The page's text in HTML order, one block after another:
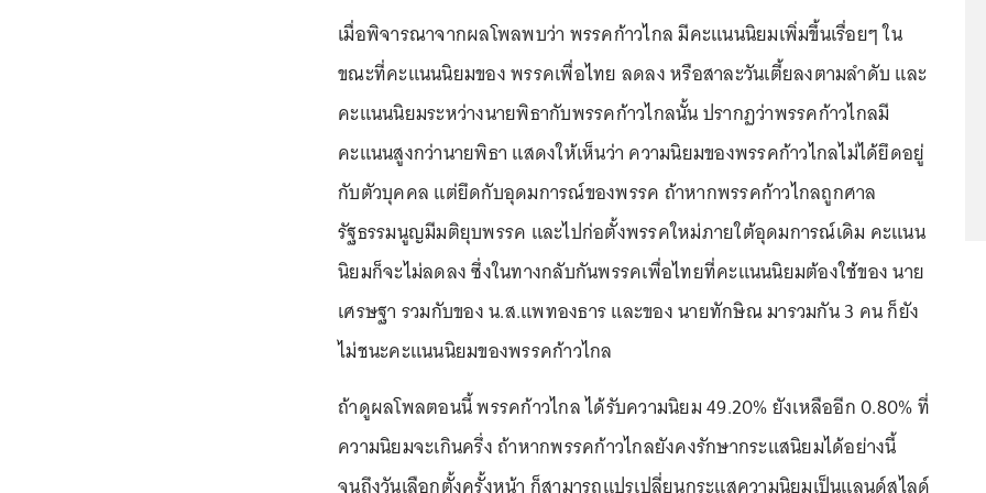
เมื่อพิจารณาจากผลโพลพบว่า พรรคก้าวไกล มีคะแนนนิยมเพิ่มขึ้นเรื่อยๆ ใน
ขณะที่คะแนนนิยมของ พรรคเพื่อไทย ลดลง หรือสาละวันเตี้ยลงตามลำดับ และ
คะแนนนิยมระหว่างนายพิธากับพรรคก้าวไกลนั้น ปรากฏว่าพรรคก้าวไกลมี
คะแนนสูงกว่านายพิธา แสดงให้เห็นว่า ความนิยมของพรรคก้าวไกลไม่ได้ยึดอยู่
กับตัวบุคคล แต่ยึดกับอุดมการณ์ของพรรค ถ้าหากพรรคก้าวไกลถูกศาล
รัฐธรรมนูญมีมติยุบพรรค และไปก่อตั้งพรรคใหม่ภายใต้อุดมการณ์เดิม คะแนน
นิยมก็จะไม่ลดลง ซึ่งในทางกลับกันพรรคเพื่อไทยที่คะแนนนิยมต้องใช้ของ นาย
เศรษฐา รวมกับของ น.ส.แพทองธาร และของ นายทักษิณ มารวมกัน 3 คน ก็ยัง
ไม่ชนะคะแนนนิยมของพรรคก้าวไกล
ถ้าดูผลโพลตอนนี้ พรรคก้าวไกล ได้รับความนิยม 49.20% ยังเหลืออีก 0.80% ที่
ความนิยมจะเกินครึ่ง ถ้าหากพรรคก้าวไกลยังคงรักษากระแสนิยมได้อย่างนี้